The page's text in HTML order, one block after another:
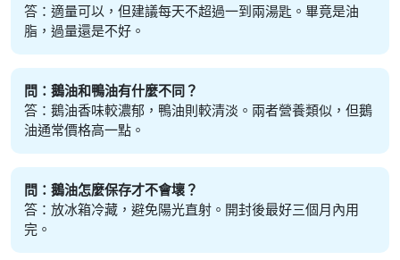
答：適量可以，但建議每天不超過一到兩湯匙。畢竟是油
脂，過量還是不好。
問：鵝油和鴨油有什麼不同？
答：鵝油香味較濃郁，鴨油則較清淡。兩者營養類似，但鵝
油通常價格高一點。
問：鵝油怎麼保存才不會壞？
答：放冰箱冷藏，避免陽光直射。開封後最好三個月內用
完。